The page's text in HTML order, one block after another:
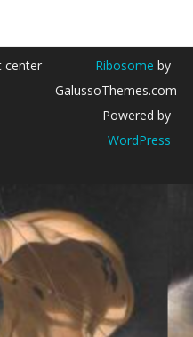
center Ribosome by
GalussoThemes.com
Powered by
WordPress